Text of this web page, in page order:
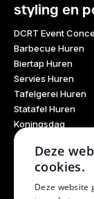
styling en
DCRT Event
Barbecue Huren
Biertap Huren
Servies Huren
Tafelgerei Huren
Statafel Huren
Koningsdag
Glaswerk Huren
Feestdagen
Haarlem Culinair
Evenementen
Deze
cookies.
Deze website